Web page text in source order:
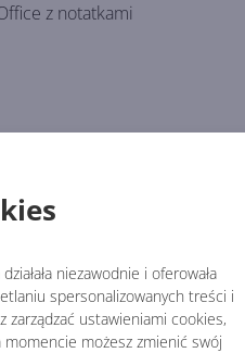
niezawodnie i oferowała
spersonalizowanych treści i
zarządzać ustawieniami cookies,
możesz zmienić swój
z notatkami
Service Pack 3 dla
Autor nieznany